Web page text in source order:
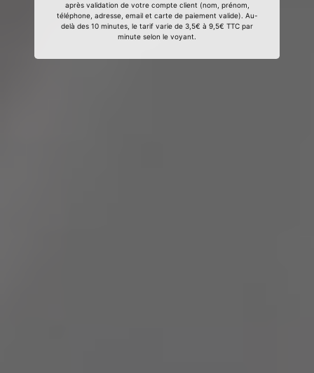
après validation de votre compte client (nom, prénom,
téléphone, adresse, email et carte de paiement valide). Au-
delà des 10 minutes, le tarif varie de 3,5€ à 9,5€ TTC par
minute selon le voyant.